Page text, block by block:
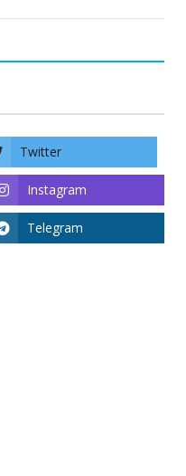
Twitter
Instagram
Telegram